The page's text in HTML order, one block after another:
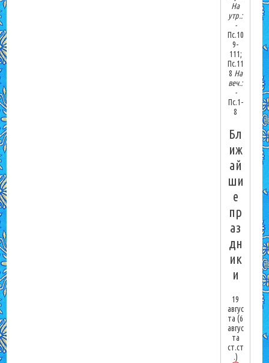
На
утр.:
-
Пс.10
9-
111;
Пс.11
8 На
веч.:
-
Пс.1-
8
Бл
иж
ай
ши
е
пр
аз
дн
ик
и
19
авгус
та(6
авгус
та
ст.ст
.)